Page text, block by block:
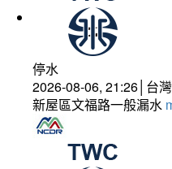
停水
2026-08-06, 21:26│台
新屋區文福路一般漏水